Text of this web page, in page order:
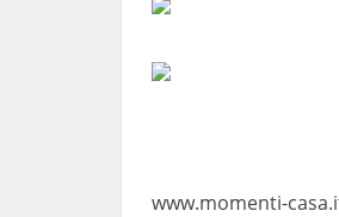
www.momenti-